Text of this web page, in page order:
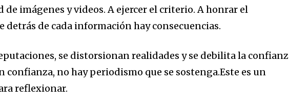
imágenes y videos. A ejercer el criterio. A honrar el
detrás de cada información hay consecuencias.
se distorsionan realidades y se debilita la
confianza, no hay periodismo que se sostenga.Este es un
reflexionar.